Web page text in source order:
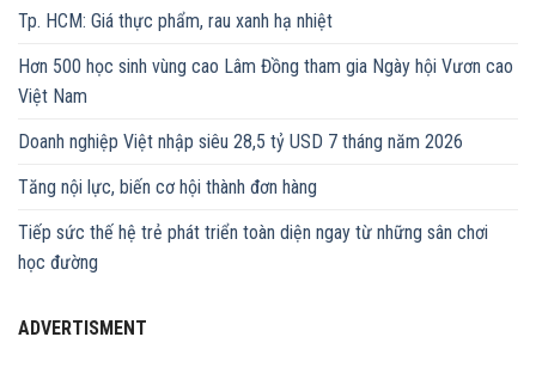
Tp. HCM: Giá thực phẩm, rau xanh hạ nhiệt
Hơn 500 học sinh vùng cao Lâm Đồng tham gia Ngày hội Vươn cao
Việt Nam
Doanh nghiệp Việt nhập siêu 28,5 tỷ USD 7 tháng năm 2026
Tăng nội lực, biến cơ hội thành đơn hàng
Tiếp sức thế hệ trẻ phát triển toàn diện ngay từ những sân chơi
học đường
ADVERTISMENT